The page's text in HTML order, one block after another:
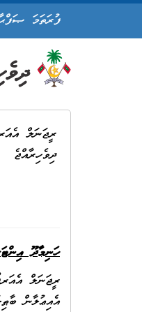
ފުރަތަމަ
ރީޖަނަލް
ދިވެހިރާއްޖެ
ހަނިމާދޫ
އެއިޢުލާން